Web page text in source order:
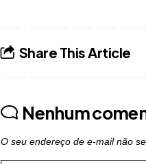
Share This Article
Nenhum
O seu endereço de e-mail não